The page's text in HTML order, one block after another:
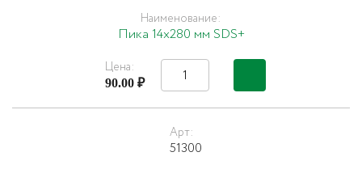
Наименование:
Пика 14х280 мм SDS+
Цена:
90.00 ₽
Арт:
51300